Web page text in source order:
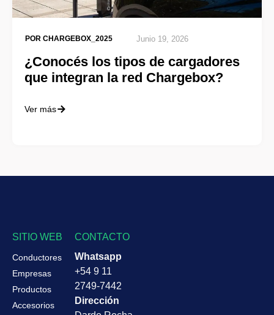
POR CHARGEBOX_2025 Junio 19, 2026
¿Conocés los tipos de cargadores
que integran la red Chargebox?
Ver más
SITIO WEB
Conductores
Empresas
Productos
Accesorios
CONTACTO
Whatsapp
+54 9 11
2749-7442
Dirección